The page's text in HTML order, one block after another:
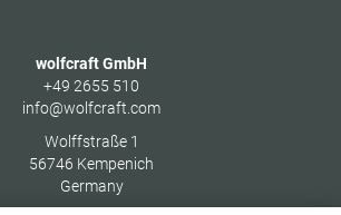
wolfcraft GmbH
+49 2655 510
info@wolfcraft.com
Wolffstraße 1
56746 Kempenich
Germany